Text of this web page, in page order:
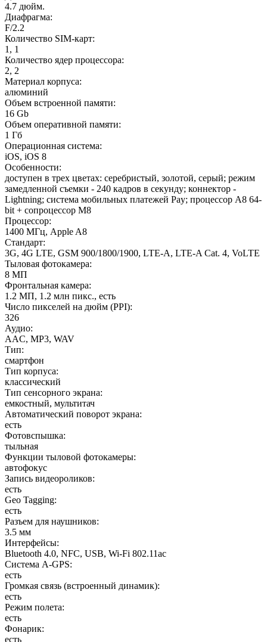
4.7 дюйм.
Диафрагма:
F/2.2
Количество SIM-карт:
1, 1
Количество ядер процессора:
2, 2
Материал корпуса:
алюминий
Объем встроенной памяти:
16 Gb
Объем оперативной памяти:
1 Гб
Операционная система:
iOS, iOS 8
Особенности:
доступен в трех цветах: серебристый, золотой, серый; режим
замедленной съемки - 240 кадров в секунду; коннектор -
Lightning; система мобильных платежей Pay; процессор A8 64-
bit + сопроцессор M8
Процессор:
1400 МГц, Apple A8
Стандарт:
3G, 4G LTE, GSM 900/1800/1900, LTE-A, LTE-A Cat. 4, VoLTE
Тыловая фотокамера:
8 МП
Фронтальная камера:
1.2 МП, 1.2 млн пикс., есть
Число пикселей на дюйм (PPI):
326
Аудио:
AAC, MP3, WAV
Тип:
смартфон
Тип корпуса:
классический
Тип сенсорного экрана:
емкостный, мультитач
Автоматический поворот экрана:
есть
Фотовспышка:
тыльная
Функции тыловой фотокамеры:
автофокус
Запись видеороликов:
есть
Geo Tagging:
есть
Разъем для наушников:
3.5 мм
Интерфейсы:
Bluetooth 4.0, NFC, USB, Wi-Fi 802.11ac
Cистема A-GPS:
есть
Громкая связь (встроенный динамик):
есть
Режим полета:
есть
Фонарик:
есть